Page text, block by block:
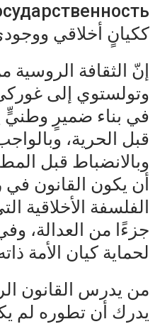
ككيانٍ أخلاقي
إنّ الثقافة
وتولستوي إلى
في بناء ضميرٍ وطنيٍّ
قبل الحرية،
وبالانضباط قبل
أن يكون القانون في
الفلسفة الأخلاقية
جزءًا من العدالة،
لحماية كيان الأمة
من يدرس القانون
يدرك أن تطوره لم